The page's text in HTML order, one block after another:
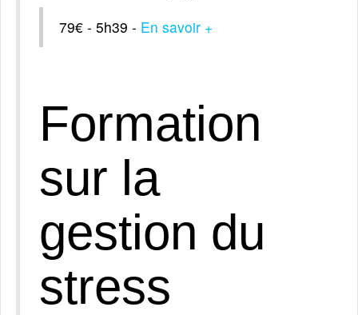
79€ - 5h39 - En savoir +
Formation
sur la
gestion du
stress